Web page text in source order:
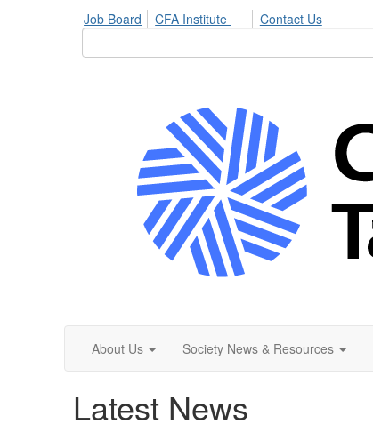
Job Board CFA Institute Contact Us
About Us Society News & Resources
Latest News